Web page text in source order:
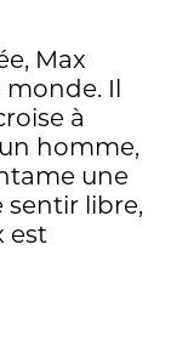
Max
monde. Il
à
homme,
une
sentir libre,
est